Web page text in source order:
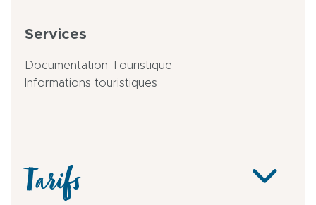
Services
Documentation Touristique
Informations touristiques
Tarifs